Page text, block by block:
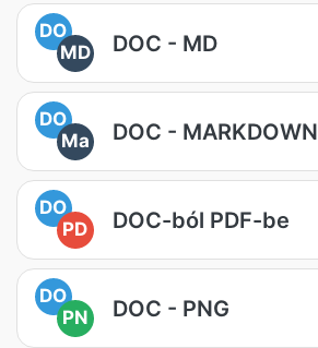
DO
MD
DOC - MD
DO
Ma
DOC - MARKDOWN
DO
PD
DOC-ból PDF-be
DO
PN
DOC - PNG